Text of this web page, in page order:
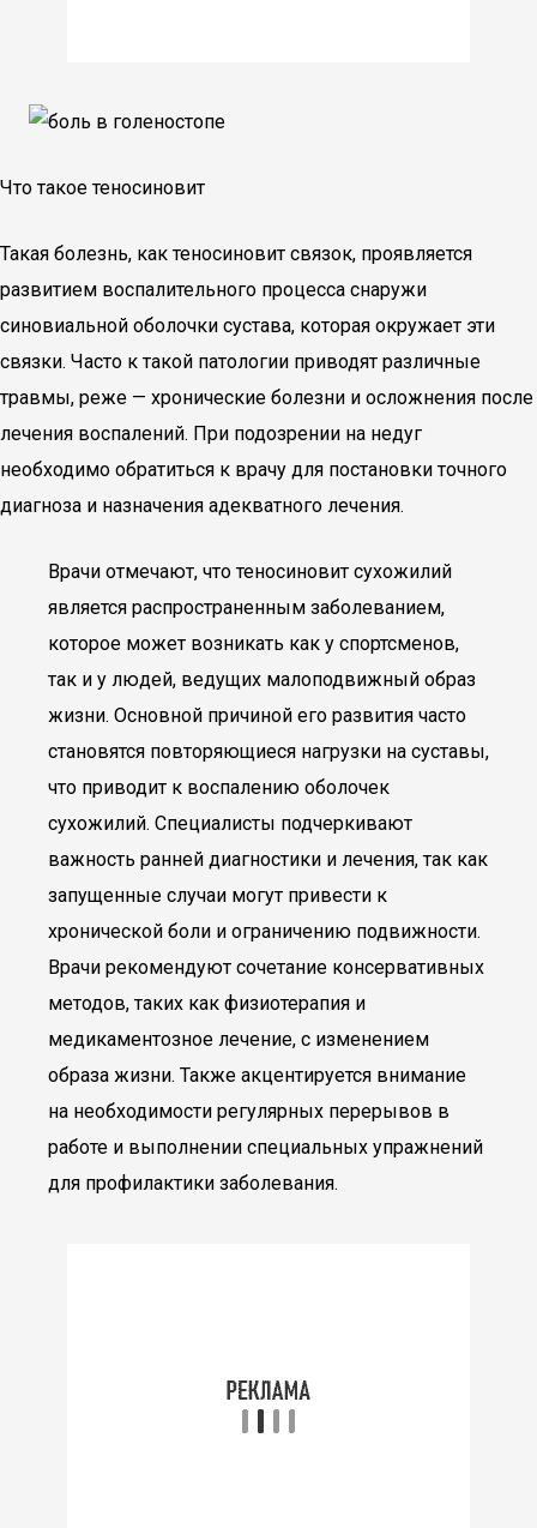
Что такое теносиновит
Такая болезнь, как теносиновит связок, проявляется
развитием воспалительного процесса снаружи
синовиальной оболочки сустава, которая окружает эти
связки. Часто к такой патологии приводят различные
травмы, реже — хронические болезни и осложнения после
лечения воспалений. При подозрении на недуг
необходимо обратиться к врачу для постановки точного
диагноза и назначения адекватного лечения.
Врачи отмечают, что теносиновит сухожилий
является распространенным заболеванием,
которое может возникать как у спортсменов,
так и у людей, ведущих малоподвижный образ
жизни. Основной причиной его развития часто
становятся повторяющиеся нагрузки на суставы,
что приводит к воспалению оболочек
сухожилий. Специалисты подчеркивают
важность ранней диагностики и лечения, так как
запущенные случаи могут привести к
хронической боли и ограничению подвижности.
Врачи рекомендуют сочетание консервативных
методов, таких как физиотерапия и
медикаментозное лечение, с изменением
образа жизни. Также акцентируется внимание
на необходимости регулярных перерывов в
работе и выполнении специальных упражнений
для профилактики заболевания.